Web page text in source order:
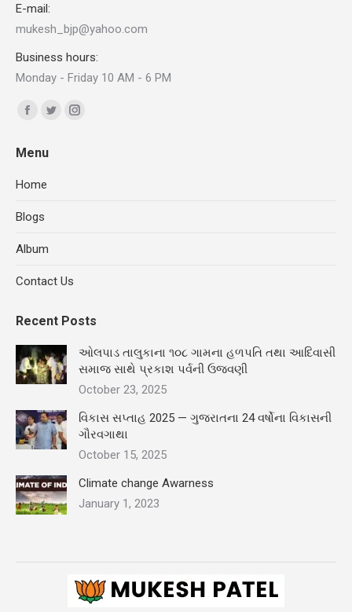
E-mail:
mukesh_bjp@yahoo.com
Business hours:
Monday - Friday 10 AM - 6 PM
Find us on:
Facebook
opens
in
window
X
Instagram
Menu
Home
Blogs
Album
Contact Us
Recent Posts
ઓલપાડ તાલુકાના ૧૦૮ ગામના હળપતિ તથા આદિવાસી
સમાજ સાથે પ્રકાશ પર્વની ઉજવણી
October 23, 2025
વિકાસ સપ્તાહ 2025 — ગુજરાતના 24 વર્ષોના વિકાસની
ગૌરવગાથા
October 15, 2025
Climate change Awarness
January 1, 2023